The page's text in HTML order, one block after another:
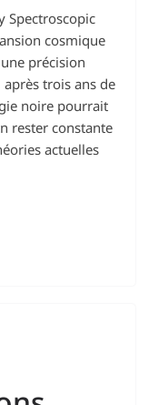
Spectroscopic
cosmique
précision
trois ans de
noire pourrait
rester constante
actuelles